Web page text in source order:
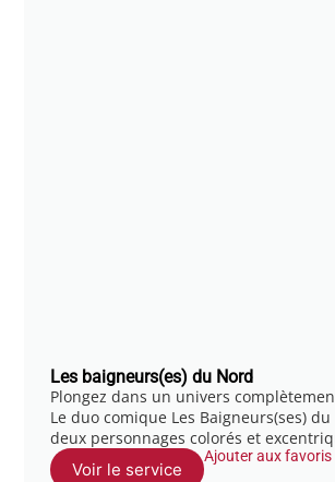
Les baigneurs(es) du Nord
Plongez dans un univers
Le duo comique Les Baigneurs(ses) du
deux personnages colorés et
Voir le service
Ajouter aux favoris